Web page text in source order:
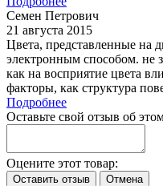
Семен Петрович
21 августа 2015
Цвета, представленные на
электронным способом. не
как на восприятие цвета
факторы, как структура
Подробнее
Оставьте свой отзыв об
Оцените этот товар: